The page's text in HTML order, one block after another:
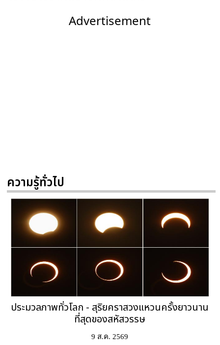
Advertisement
ความรู้ทั่วไป
ประมวลภาพทั่วโลก - สุริยคราสวงแหวนครั้งยาวนาน
ที่สุดของสหัสวรรษ
9 ส.ค. 2569